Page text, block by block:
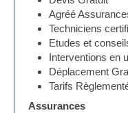
Agréé
Techniciens
Etudes et
Interventions en
Déplacement
Tarifs
Assurances